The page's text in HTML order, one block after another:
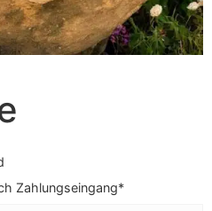
Zahlungseingang*